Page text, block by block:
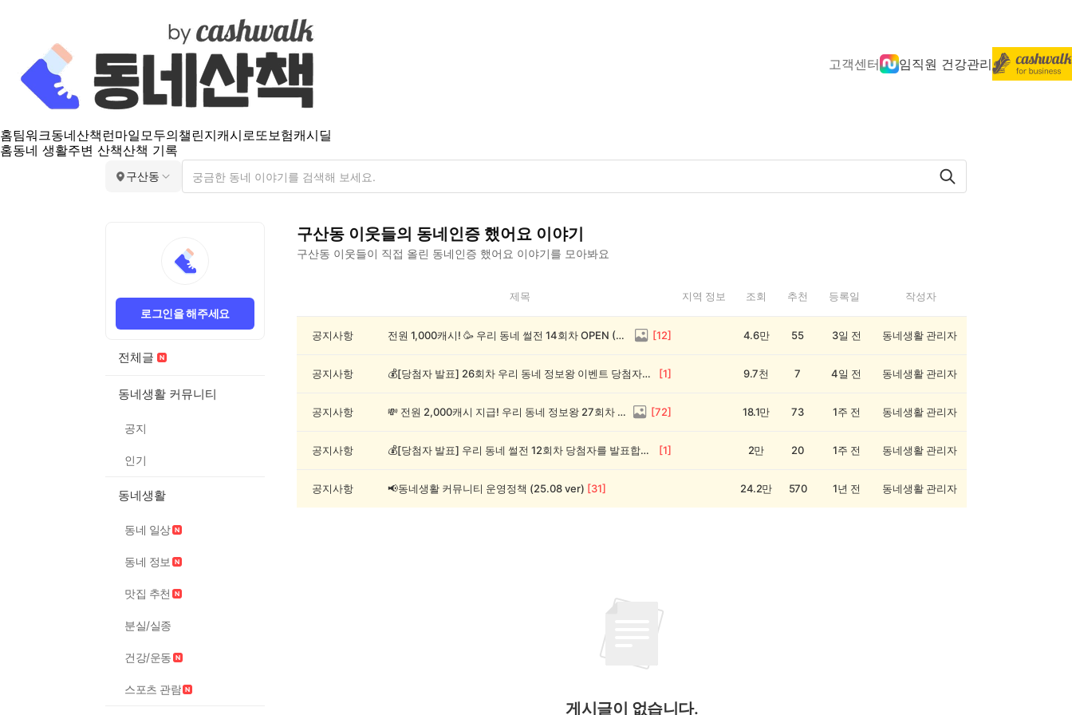
고객센터 임직원 건강관리
홈팀워크동네산책 런마일모두의챌린지캐시로또보험캐시딜
홈동네 생활주변 산책산책 기록
구산동
로그인을 해주세요
전체글
동네생활 커뮤니티
공지
인기
동네생활
동네 일상
동네 정보
맛집 추천
분실/실종
건강/운동
스포츠 관람
구산동 이웃들의 동네인증 했어요 이야기
구산동 이웃들이 직접 올린 동네인증 했어요 이야기를 모아봐요
동
제목 지역 정보 조회 추천 등록일 작성자
공지사항 전원 1,000캐시! 🥳 우리 동네 썰전 14회차 OPEN (~8/17) [12] 4.6만 55 3일 전 동네생활 관리자
공지사항 💰[당첨자 발표] 26회차 우리 동네 정보왕 이벤트 당첨자를 발표합니다! [1] 9.7천 7 4일 전 동네생활 관리자
공지사항 💸 전원 2,000캐시 지급! 우리 동네 정보왕 27회차 (~8/10) [72] 18.1만 73 1주 전 동네생활 관리자
공지사항 💰[당첨자 발표] 우리 동네 썰전 12회차 당첨자를 발표합니다! [1] 2만 20 1주 전 동네생활 관리자
공지사항 📢동네생활 커뮤니티 운영정책 (25.08 ver) [31] 24.2만 570 1년 전 동네생활 관리자
게시글이 없습니다.